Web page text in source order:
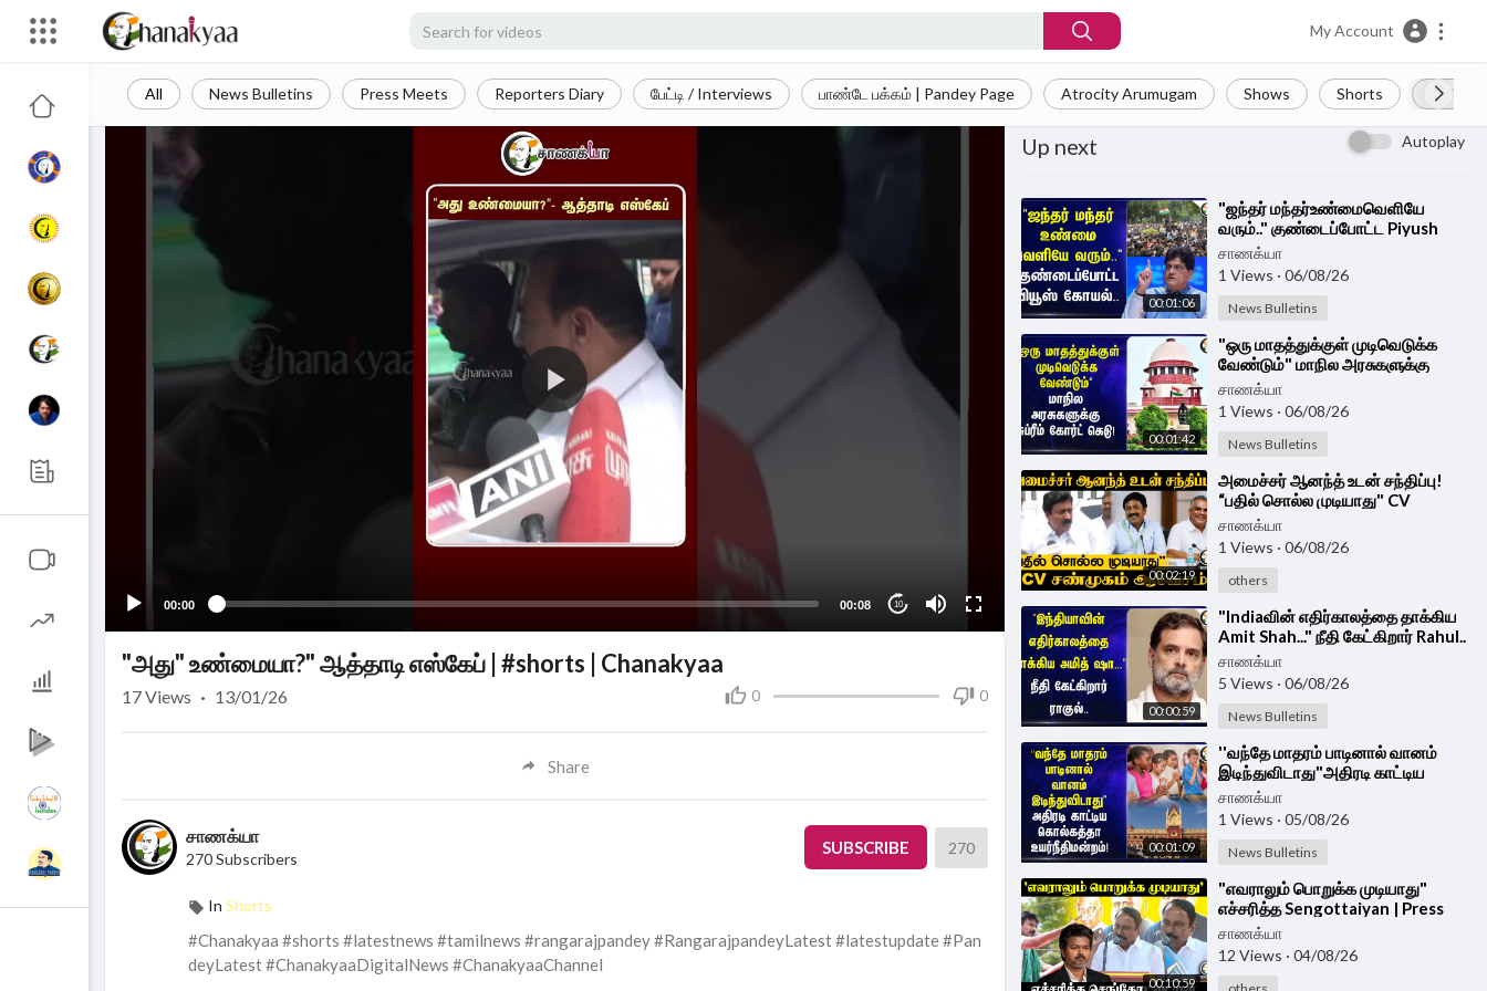
My Account
All News Bulletins Press Meets Reporters Diary பேட்டி / Interviews பாண்டே பக்கம் | Pandey Page Atrocity Arumugam Shows Shorts LIVE
00:00 00:08 10
Up next Autoplay
00:01:06
⁣"ஜந்தர் மந்தர்உண்மைவெளியே
வரும்.." குண்டைப்போட்ட Piyush
Goyal.. | CJP Protest
சாணக்யா
1 Views · 06/08/26
News Bulletins
00:01:42
⁣"ஒரு மாதத்துக்குள் முடிவெடுக்க
வேண்டும்" மாநில அரசுகளுக்கு
Supreme Court கெடு!
சாணக்யா
1 Views · 06/08/26
News Bulletins
00:02:19
⁣அமைச்சர் ஆனந்த் உடன் சந்திப்பு!
“பதில் சொல்ல முடியாது" CV
Sanmugam ஆவேசம் | Press Meet
சாணக்யா
1 Views · 06/08/26
others
00:00:59
⁣"Indiaவின் எதிர்காலத்தை தாக்கிய
Amit Shah..." நீதி கேட்கிறார் Rahul..
| BJP | Congress
சாணக்யா
5 Views · 06/08/26
News Bulletins
00:01:09
⁣''வந்தே மாதரம் பாடினால் வானம்
இடிந்துவிடாது"அதிரடி காட்டிய
Kolkatta Highcourt!
சாணக்யா
1 Views · 05/08/26
News Bulletins
00:10:59
⁣"எவராலும் பொறுக்க முடியாது"
எச்சரித்த Sengottaiyan | Press
Meet | DMK | TVK | CM Vijay |
Udhayanidhi
சாணக்யா
12 Views · 04/08/26
"அது" உண்மையா?" ஆத்தாடி எஸ்கேப் | #shorts | Chanakyaa
0 0
17Views · 13/01/26
Share
சாணக்யா
270 Subscribers
SUBSCRIBE 270
In Shorts
#Chanakyaa #shorts #latestnews #tamilnews #rangarajpandey #RangarajpandeyLatest #latestupdate #Pan
deyLatest #ChanakyaaDigitalNews #ChanakyaaChannel